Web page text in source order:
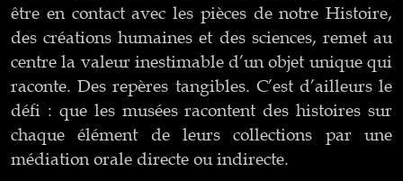
être en contact avec les pièces de notre Histoire,
des créations humaines et des sciences, remet au
centre la valeur inestimable d’un objet unique qui
raconte. Des repères tangibles. C’est d’ailleurs le
défi : que les musées racontent des histoires sur
chaque élément de leurs collections par une
médiation orale directe ou indirecte.